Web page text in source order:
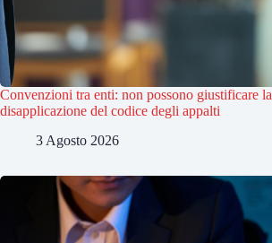
Convenzioni tra enti: non possono giustificare la
disapplicazione del codice degli appalti
3 Agosto 2026